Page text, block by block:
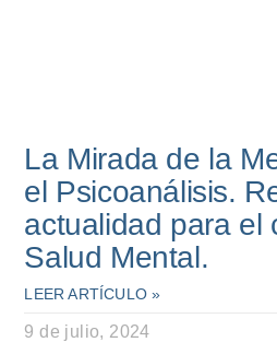
La Mirada de la
el Psicoanálisis.
actualidad para el
Salud Mental.
LEER ARTÍCULO »
9 de julio, 2024